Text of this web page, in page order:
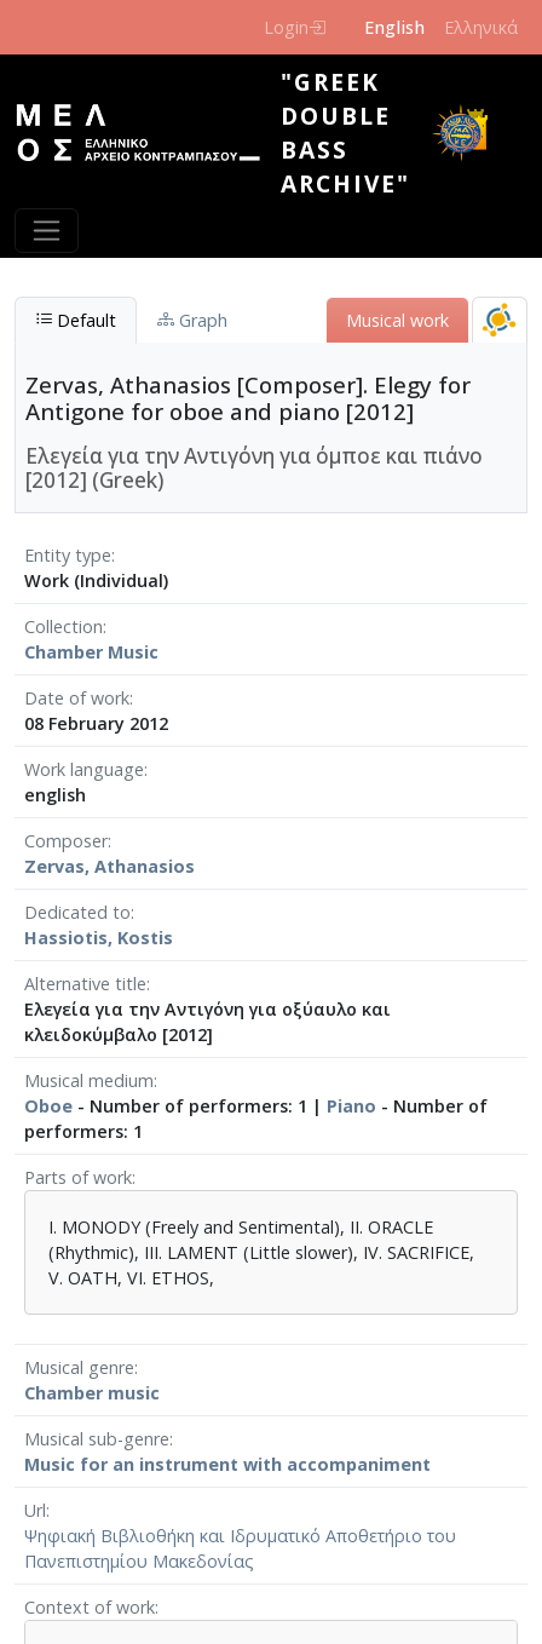
Login English Ελληνικά
"GREEK
DOUBLE
BASS
ARCHIVE"
Default Graph Musical work
Zervas, Athanasios [Composer]. Elegy for
Antigone for oboe and piano [2012]
Ελεγεία για την Αντιγόνη για όμποε και πιάνο
[2012] (Greek)
Entity type
Work (Individual)
Collection
Chamber Μusic
Date of work
08 February 2012
Work language
english
Composer
Zervas, Athanasios
Dedicated to
Hassiotis, Kostis
Alternative title
Ελεγεία για την Αντιγόνη για οξύαυλο και
κλειδοκύμβαλο [2012]
Musical medium
Oboe - Number of performers: 1 | Piano - Number of
performers: 1
Parts of work
Ι. MONODY (Freely and Sentimental), ΙΙ. ORACLE
(Rhythmic), III. LAMENT (Little slower), IV. SACRIFICE,
V. OATH, VI. ETHOS,
Musical genre
Chamber music
Musical sub-genre
Music for an instrument with accompaniment
Url
Ψηφιακή Βιβλιοθήκη και Ιδρυματικό Αποθετήριο του
Πανεπιστημίου Μακεδονίας
Context of work